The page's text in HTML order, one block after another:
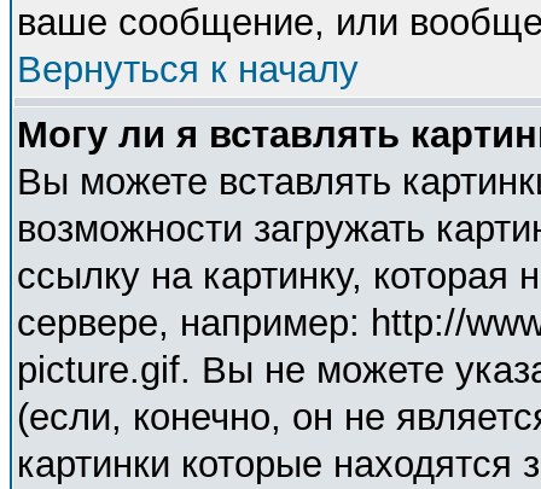
ваше сообщение, или вообще
Вернуться к началу
Могу ли я вставлять
Вы можете вставлять
возможности загружать
ссылку на картинку,
сервере, например: http://
picture.gif. Вы не можете
(если, конечно, он не
картинки которые